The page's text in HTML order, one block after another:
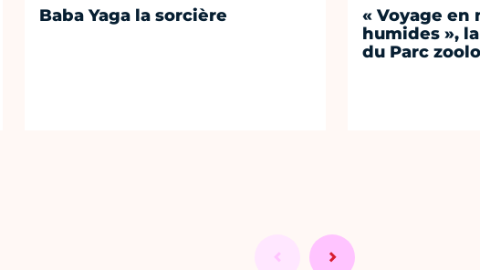
Baba Yaga la sorcière
« Voyage en
humides »,
du Parc